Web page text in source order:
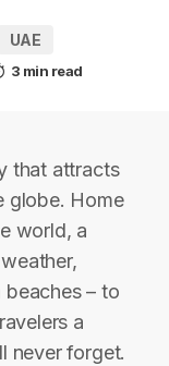
UAE
3 min read
that attracts
globe. Home
world, a
– to
a
never forget.